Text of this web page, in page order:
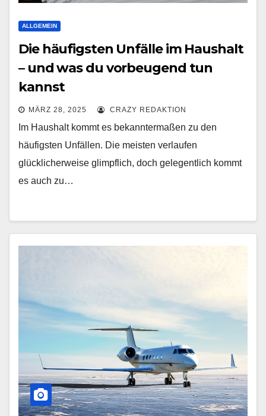
ALLGEMEIN
Die häufigsten Unfälle im Haushalt
– und was du vorbeugend tun
kannst
MÄRZ 28, 2025 CRAZY REDAKTION
Im Haushalt kommt es bekanntermaßen zu den
häufigsten Unfällen. Die meisten verlaufen
glücklicherweise glimpflich, doch gelegentlich kommt
es auch zu…